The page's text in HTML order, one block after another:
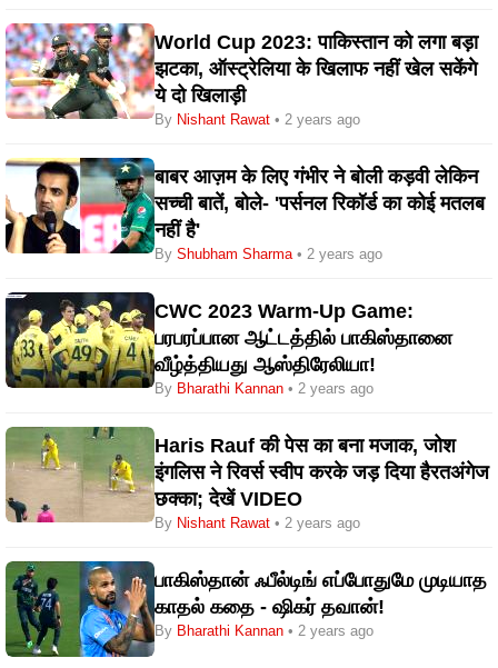
World Cup 2023: पाकिस्तान को लगा बड़ा
झटका, ऑस्ट्रेलिया के खिलाफ नहीं खेल सकेंगे
ये दो खिलाड़ी
By Nishant Rawat • 2 years ago
बाबर आज़म के लिए गंभीर ने बोली कड़वी लेकिन
सच्ची बातें, बोले- 'पर्सनल रिकॉर्ड का कोई मतलब
नहीं है'
By Shubham Sharma• 2 years ago
CWC 2023 Warm-Up Game:
பரபரப்பான ஆட்டத்தில் பாகிஸ்தானை
வீழ்த்தியது ஆஸ்திரேலியா!
By Bharathi Kannan • 2 years ago
Haris Rauf की पेस का बना मजाक, जोश
इंगलिस ने रिवर्स स्वीप करके जड़ दिया हैरतअंगेज
छक्का; देखें VIDEO
By Nishant Rawat • 2 years ago
பாகிஸ்தான் ஃபீல்டிங் எப்போதுமே முடியாத
காதல் கதை - ஷிகர் தவான்!
By Bharathi Kannan • 2 years ago